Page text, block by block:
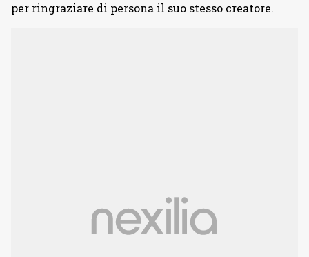
per ringraziare di persona il suo stesso creatore.